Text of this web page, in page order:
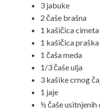
3 jabuke
2 čaše brašna
1 kašičica cimeta
1 kašičica
1 čaša meda
1/3 čaše ulja
3 kašike crnog
1 jaje
½ čaše usitnjenih